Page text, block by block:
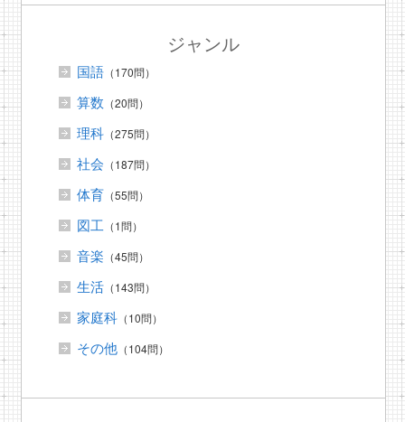
ジャンル
国語（170問）
算数 （20問）
理科（275問）
社会 （187問）
体育（55問）
図工 （1問）
音楽 （45問）
生活（143問）
家庭科（10問）
その他（104問）